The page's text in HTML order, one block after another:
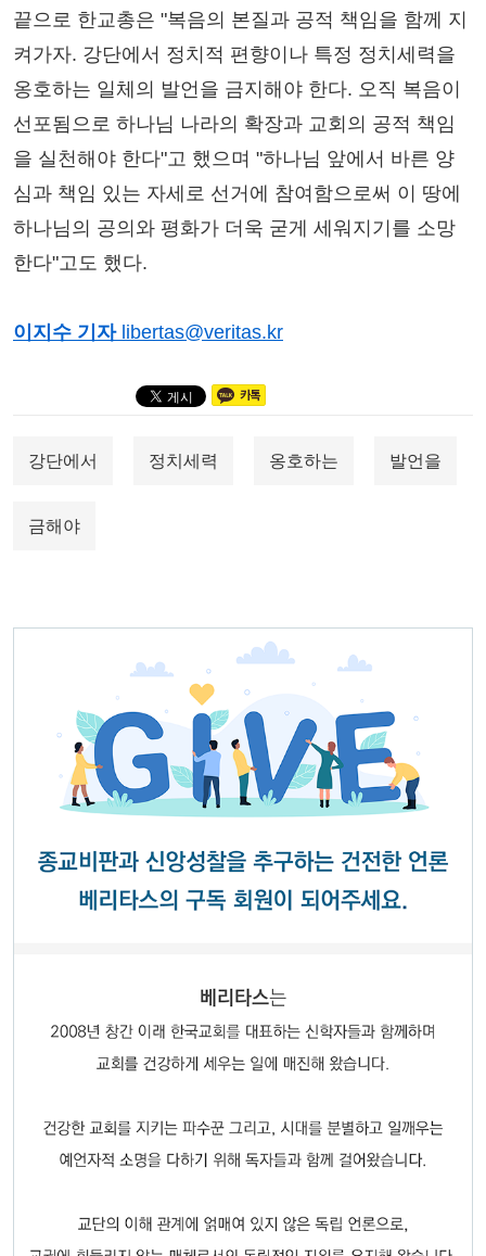
끝으로 한교총은 "복음의 본질과 공적 책임을 함께 지
켜가자. 강단에서 정치적 편향이나 특정 정치세력을
옹호하는 일체의 발언을 금지해야 한다. 오직 복음이
선포됨으로 하나님 나라의 확장과 교회의 공적 책임
을 실천해야 한다"고 했으며 "하나님 앞에서 바른 양
심과 책임 있는 자세로 선거에 참여함으로써 이 땅에
하나님의 공의와 평화가 더욱 굳게 세워지기를 소망
한다"고도 했다.
이지수 기자 libertas@veritas.kr
강단에서 정치세력 옹호하는 발언을
금해야